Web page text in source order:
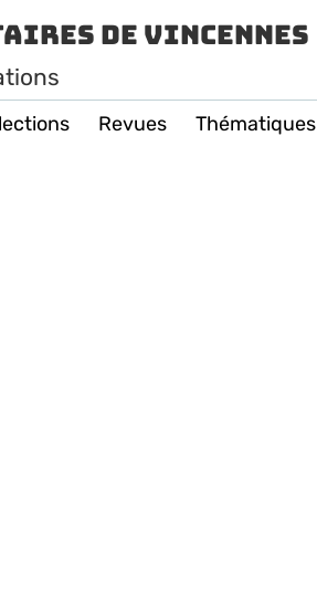
de Vincennes
Revues Thématiques